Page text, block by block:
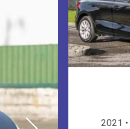
2021